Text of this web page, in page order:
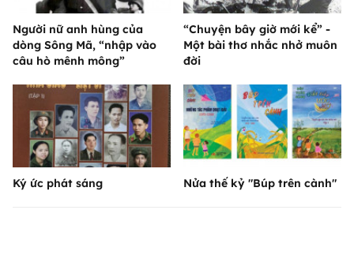
Người nữ anh hùng của
dòng Sông Mã, “nhập vào
câu hò mênh mông”
“Chuyện bây giờ mới kể” -
Một bài thơ nhắc nhở muôn
đời
Ký ức phát sáng Nửa thế kỷ "Búp trên cành"